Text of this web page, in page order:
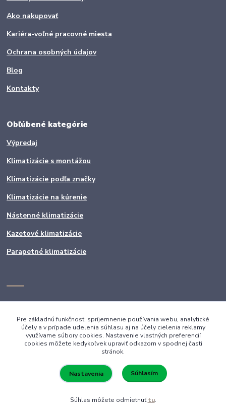
Ako nakupovať
Kariéra-voľné pracovné miesta
Ochrana osobných údajov
Blog
Kontakty
Obľúbené kategórie
Výpredaj
Klimatizácie s montážou
Klimatizácie podľa značky
Klimatizácie na kúrenie
Nástenné klimatizácie
Kazetové klimatizácie
Parapetné klimatizácie
Vytvorené na Eshop-rychlo.sk
Pre základnú funkčnosť, spríjemnenie používania webu, analytické
účely a v prípade udelenia súhlasu aj na účely cielenia reklamy
využívame súbory cookies. Nastavenie vlastných preferencií
cookies môžete kedykoľvek upraviť odkazom v spodnej časti
stránok.
Nastavenia Súhlasím
Súhlas môžete odmietnuťtu.